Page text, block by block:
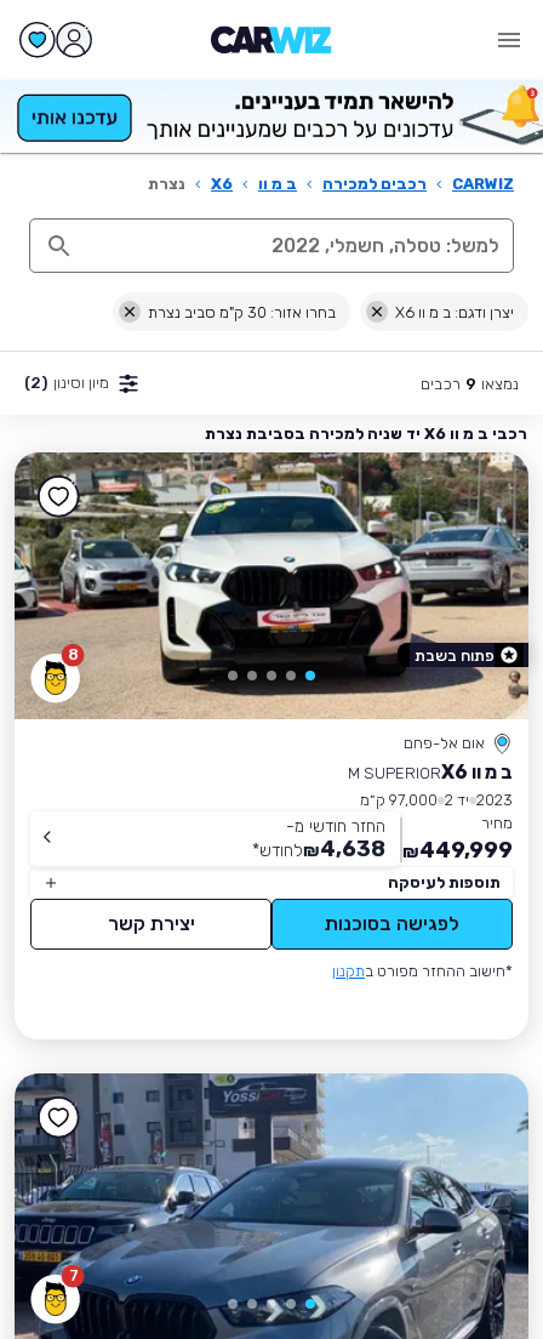
CARWIZ
› רכבים למכירה › ב מ וו ›
X6
› נצרת
יצרן ודגם: ב מ וו X6 בחרו אזור: 30 ק"מ סביב נצרת
נמצאו 9 רכבים מיון וסינון (2)
רכבי ב מ וו X6 יד שניה למכירה בסביבת נצרת
8
אום אל-פחם
ב מ וו X6
M SUPERIOR
2023 יד 2
97,000 ק״מ
מחיר
449,999
₪
החזר חודשי מ-
4,638
₪לחודש*
תוספות לעיסקה
לפגישה בסוכנות יצירת קשר
*חישוב ההחזר מפורט בתקנון
פתוח בשבת
7